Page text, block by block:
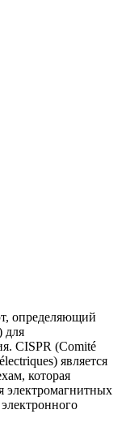
определяющий
для
CISPR (Comité
является
которая
электромагнитных